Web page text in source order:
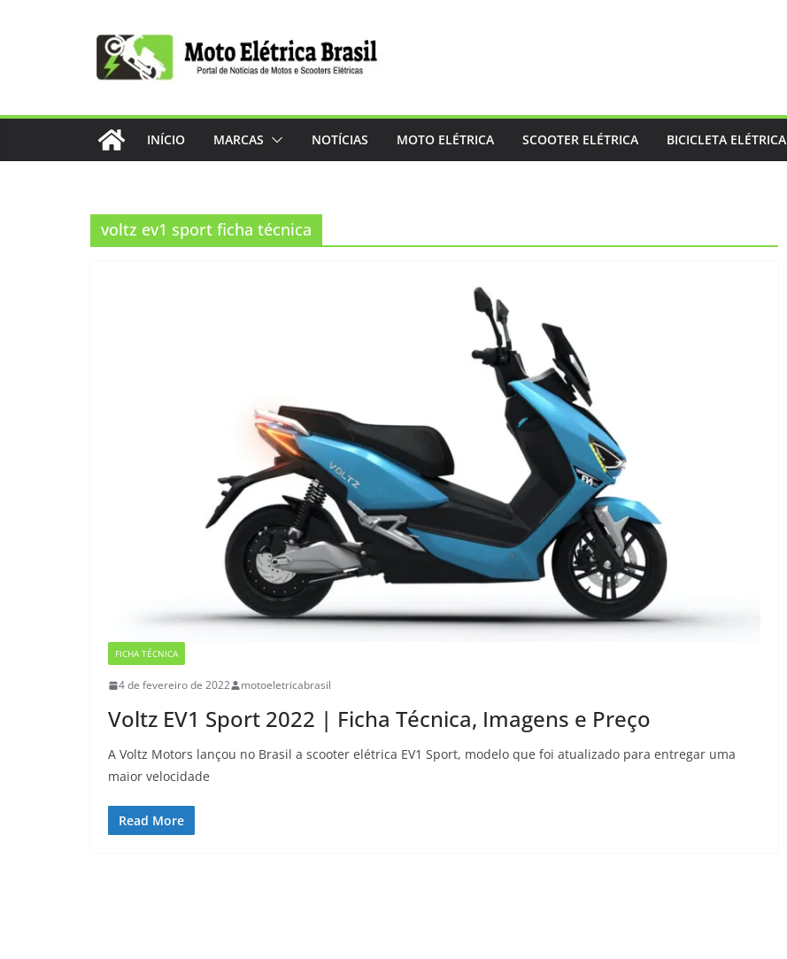
INÍCIO MARCAS NOTÍCIAS MOTO ELÉTRICA SCOOTER ELÉTRICA BICICLETA ELÉTRICA
voltz ev1 sport ficha técnica
FICHA TÉCNICA
4 de fevereiro de 2022 motoeletricabrasil
Voltz EV1 Sport 2022 | Ficha Técnica, Imagens e Preço
A Voltz Motors lançou no Brasil a scooter elétrica EV1 Sport, modelo que foi atualizado para entregar uma
maior velocidade
Read More